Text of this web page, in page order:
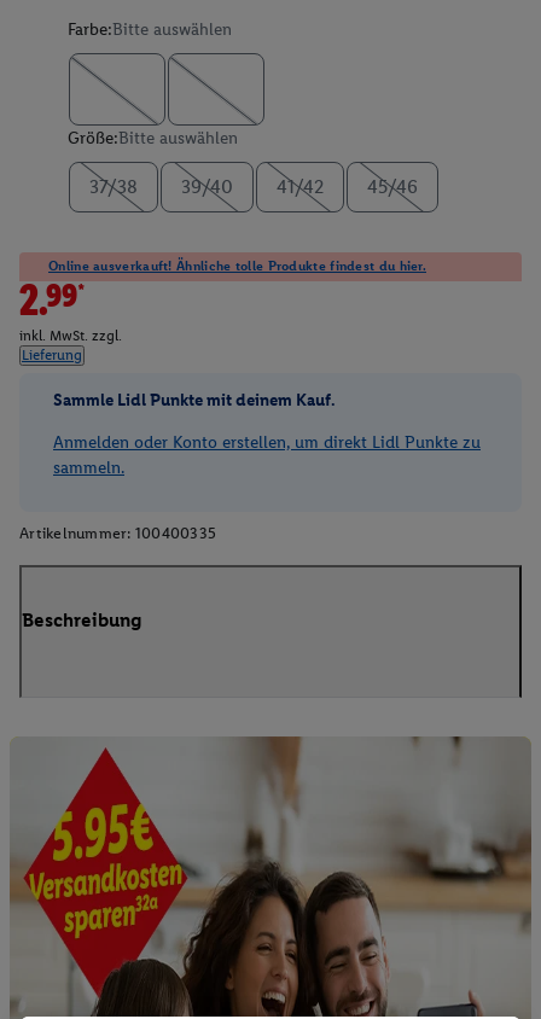
Farbe:Bitte auswählen
Größe:Bitte auswählen
37/38 39/40 41/42 45/46
Online ausverkauft! Ähnliche tolle Produkte findest du hier.
2.99*
inkl. MwSt. zzgl.
Lieferung
Sammle Lidl Punkte mit deinem Kauf.
Anmelden oder Konto erstellen, um direkt Lidl Punkte zu
sammeln.
Artikelnummer: 100400335
Beschreibung